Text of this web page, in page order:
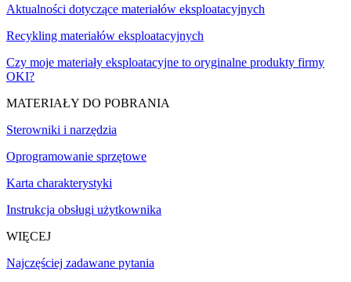
Aktualności dotyczące materiałów eksploatacyjnych
Recykling materiałów eksploatacyjnych
Czy moje materiały eksploatacyjne to oryginalne produkty firmy
OKI?
MATERIAŁY DO POBRANIA
Sterowniki i narzędzia
Oprogramowanie sprzętowe
Karta charakterystyki
Instrukcja obsługi użytkownika
WIĘCEJ
Najczęściej zadawane pytania